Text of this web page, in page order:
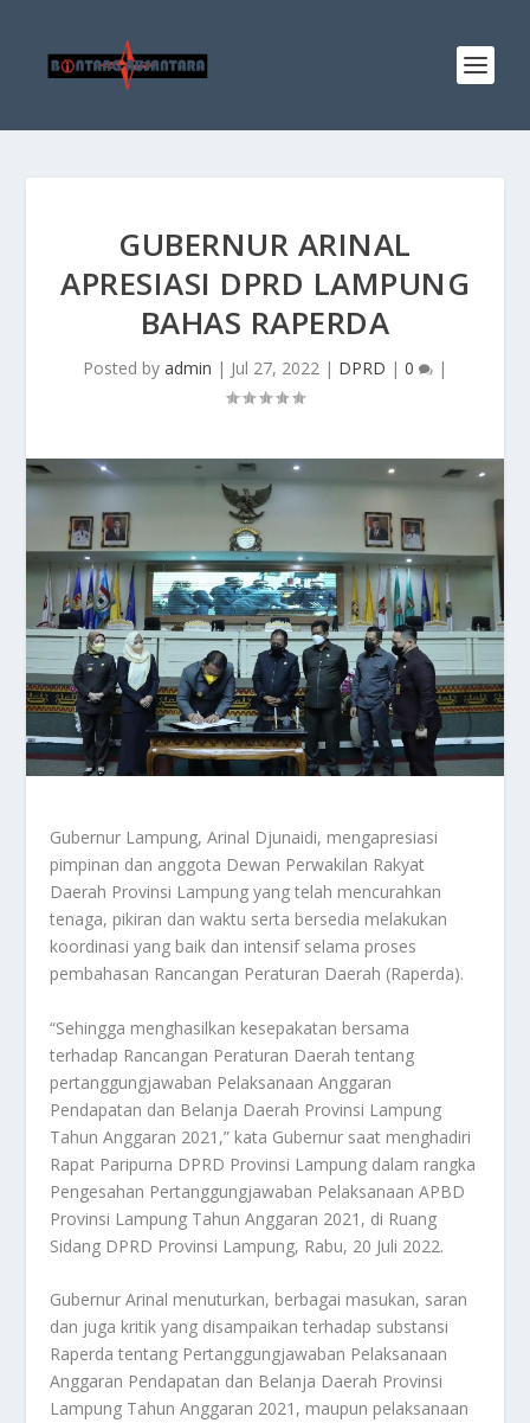
GUBERNUR ARINAL
APRESIASI DPRD LAMPUNG
BAHAS RAPERDA
Posted by admin | Jul 27, 2022 | DPRD | 0 |
Gubernur Lampung, Arinal Djunaidi, mengapresiasi
pimpinan dan anggota Dewan Perwakilan Rakyat
Daerah Provinsi Lampung yang telah mencurahkan
tenaga, pikiran dan waktu serta bersedia melakukan
koordinasi yang baik dan intensif selama proses
pembahasan Rancangan Peraturan Daerah (Raperda).
“Sehingga menghasilkan kesepakatan bersama
terhadap Rancangan Peraturan Daerah tentang
pertanggungjawaban Pelaksanaan Anggaran
Pendapatan dan Belanja Daerah Provinsi Lampung
Tahun Anggaran 2021,” kata Gubernur saat menghadiri
Rapat Paripurna DPRD Provinsi Lampung dalam rangka
Pengesahan Pertanggungjawaban Pelaksanaan APBD
Provinsi Lampung Tahun Anggaran 2021, di Ruang
Sidang DPRD Provinsi Lampung, Rabu, 20 Juli 2022.
Gubernur Arinal menuturkan, berbagai masukan, saran
dan juga kritik yang disampaikan terhadap substansi
Raperda tentang Pertanggungjawaban Pelaksanaan
Anggaran Pendapatan dan Belanja Daerah Provinsi
Lampung Tahun Anggaran 2021, maupun pelaksanaan